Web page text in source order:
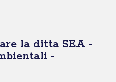
la ditta SEA -
-